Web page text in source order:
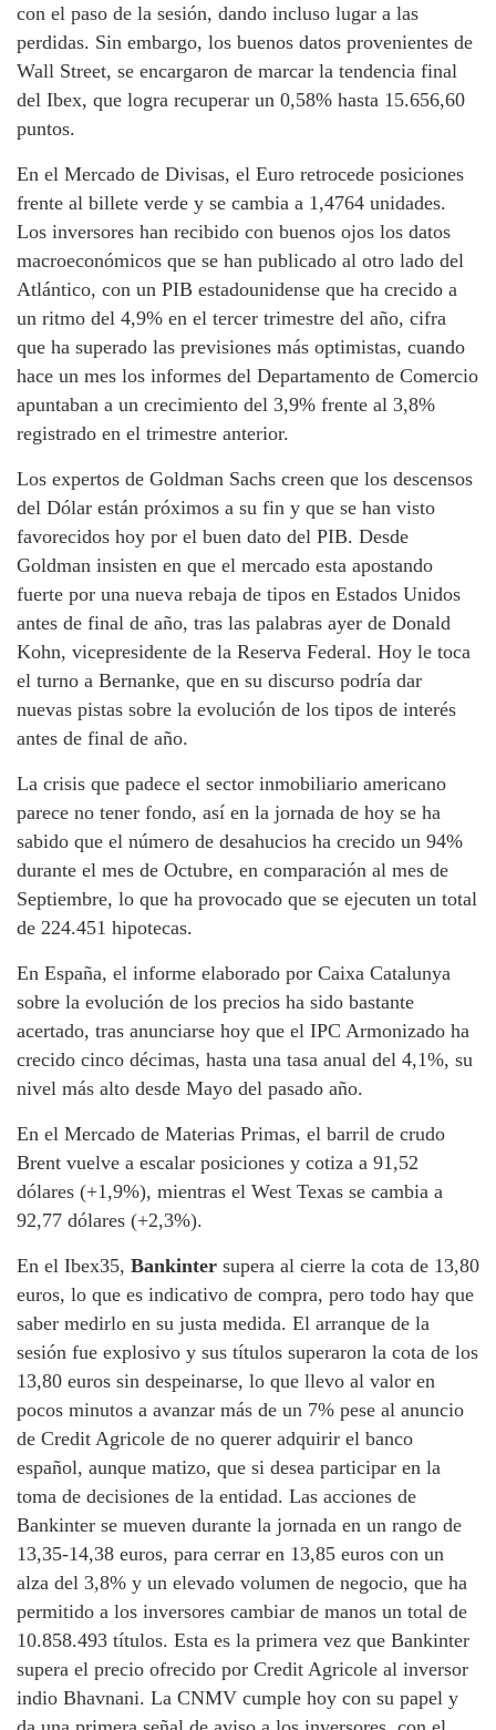
con el paso de la sesión, dando incluso lugar a las
perdidas. Sin embargo, los buenos datos provenientes de
Wall Street, se encargaron de marcar la tendencia final
del Ibex, que logra recuperar un 0,58% hasta 15.656,60
puntos.
En el Mercado de Divisas, el Euro retrocede posiciones
frente al billete verde y se cambia a 1,4764 unidades.
Los inversores han recibido con buenos ojos los datos
macroeconómicos que se han publicado al otro lado del
Atlántico, con un PIB estadounidense que ha crecido a
un ritmo del 4,9% en el tercer trimestre del año, cifra
que ha superado las previsiones más optimistas, cuando
hace un mes los informes del Departamento de Comercio
apuntaban a un crecimiento del 3,9% frente al 3,8%
registrado en el trimestre anterior.
Los expertos de Goldman Sachs creen que los descensos
del Dólar están próximos a su fin y que se han visto
favorecidos hoy por el buen dato del PIB. Desde
Goldman insisten en que el mercado esta apostando
fuerte por una nueva rebaja de tipos en Estados Unidos
antes de final de año, tras las palabras ayer de Donald
Kohn, vicepresidente de la Reserva Federal. Hoy le toca
el turno a Bernanke, que en su discurso podría dar
nuevas pistas sobre la evolución de los tipos de interés
antes de final de año.
La crisis que padece el sector inmobiliario americano
parece no tener fondo, así en la jornada de hoy se ha
sabido que el número de desahucios ha crecido un 94%
durante el mes de Octubre, en comparación al mes de
Septiembre, lo que ha provocado que se ejecuten un total
de 224.451 hipotecas.
En España, el informe elaborado por Caixa Catalunya
sobre la evolución de los precios ha sido bastante
acertado, tras anunciarse hoy que el IPC Armonizado ha
crecido cinco décimas, hasta una tasa anual del 4,1%, su
nivel más alto desde Mayo del pasado año.
En el Mercado de Materias Primas, el barril de crudo
Brent vuelve a escalar posiciones y cotiza a 91,52
dólares (+1,9%), mientras el West Texas se cambia a
92,77 dólares (+2,3%).
En el Ibex35, Bankinter supera al cierre la cota de 13,80
euros, lo que es indicativo de compra, pero todo hay que
saber medirlo en su justa medida. El arranque de la
sesión fue explosivo y sus títulos superaron la cota de los
13,80 euros sin despeinarse, lo que llevo al valor en
pocos minutos a avanzar más de un 7% pese al anuncio
de Credit Agricole de no querer adquirir el banco
español, aunque matizo, que si desea participar en la
toma de decisiones de la entidad. Las acciones de
Bankinter se mueven durante la jornada en un rango de
13,35-14,38 euros, para cerrar en 13,85 euros con un
alza del 3,8% y un elevado volumen de negocio, que ha
permitido a los inversores cambiar de manos un total de
10.858.493 títulos. Esta es la primera vez que Bankinter
supera el precio ofrecido por Credit Agricole al inversor
indio Bhavnani. La CNMV cumple hoy con su papel y